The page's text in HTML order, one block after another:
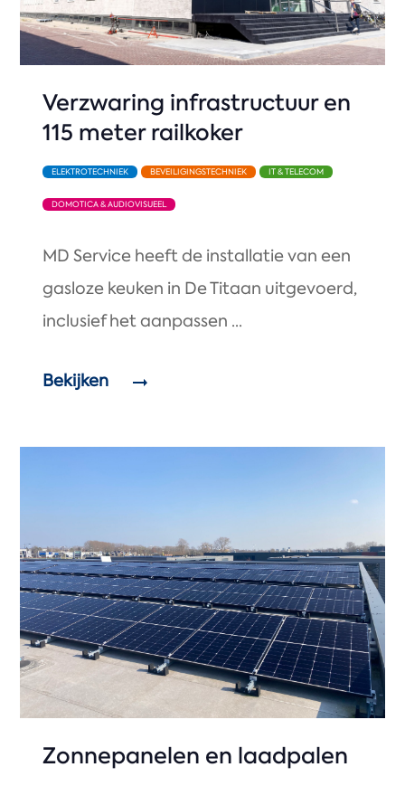
Verzwaring infrastructuur en
115 meter railkoker
ELEKTROTECHNIEK BEVEILIGINGSTECHNIEK IT & TELECOM
DOMOTICA & AUDIOVISUEEL
MD Service heeft de installatie van een
gasloze keuken in De Titaan uitgevoerd,
inclusief het aanpassen ...
Bekijken
Zonnepanelen en laadpalen